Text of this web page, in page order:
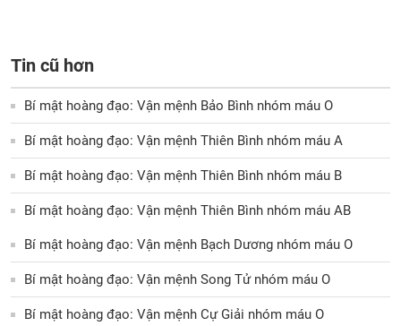
Tin cũ hơn
Bí mật hoàng đạo: Vận mệnh Bảo Bình nhóm máu O
Bí mật hoàng đạo: Vận mệnh Thiên Bình nhóm máu A
Bí mật hoàng đạo: Vận mệnh Thiên Bình nhóm máu B
Bí mật hoàng đạo: Vận mệnh Thiên Bình nhóm máu AB
Bí mật hoàng đạo: Vận mệnh Bạch Dương nhóm máu O
Bí mật hoàng đạo: Vận mệnh Song Tử nhóm máu O
Bí mật hoàng đạo: Vận mệnh Cự Giải nhóm máu O